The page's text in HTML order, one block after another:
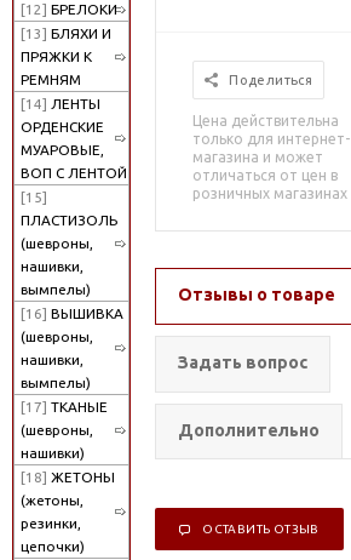
[12] БРЕЛОКИ
[13] БЛЯХИ И
ПРЯЖКИ К
РЕМНЯМ
[14] ЛЕНТЫ
ОРДЕНСКИЕ
МУАРОВЫЕ,
ВОП С ЛЕНТОЙ
[15]
ПЛАСТИЗОЛЬ
(шевроны,
нашивки,
вымпелы)
[16] ВЫШИВКА
(шевроны,
нашивки,
вымпелы)
[17] ТКАНЫЕ
(шевроны,
нашивки)
[18] ЖЕТОНЫ
(жетоны,
резинки,
цепочки)
Поделиться
Цена действительна
только для интернет-
магазина и может
отличаться от цен в
розничных магазинах
Отзывы о товаре
Задать вопрос
Дополнительно
ОСТАВИТЬ ОТЗЫВ